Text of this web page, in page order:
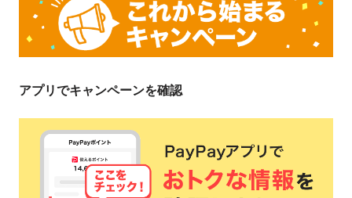
参考：［送る・受け取る］にスケジュール機能を搭載！親子のお小遣いや家
族の生活費などのやり取りがもっと便利に
PayPayで実施する本人確認書類を利用した本人確認済みユー
本人確認情報の居住都道府県が広島県
2006年3月31日以前生まれ
アプリでキャンペーンを確認